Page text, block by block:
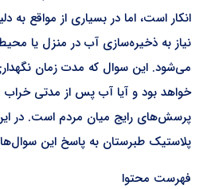
انکار است، اما در بسیاری از مواقع
نیاز به ذخیره‌سازی آب در منزل یا
می‌شود. این سوال که مدت زمان
خواهد بود و آیا آب پس از مدتی خراب
پرسش‌های رایج میان مردم است. در
پلاستیک طبرستان به پاسخ این
فهرست محتوا